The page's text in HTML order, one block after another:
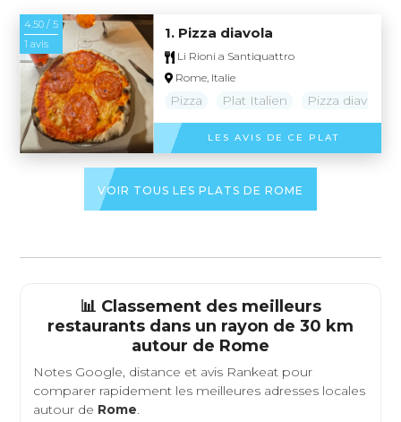
4.50 / 5
1 avis
1. Pizza diavola
Li Rioni a Santiquattro
Rome, Italie
Pizza Plat Italien Pizza diavola
LES AVIS DE CE PLAT
VOIR TOUS LES PLATS DE ROME
📊 Classement des meilleurs
restaurants dans un rayon de 30 km
autour de Rome
Notes Google, distance et avis Rankeat pour
comparer rapidement les meilleures adresses locales
autour de Rome.